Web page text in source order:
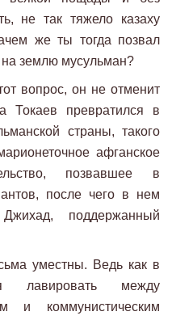
не так тяжело казаху
же ты тогда позвал
на землю мусульман?
вопрос, он не отменит
Токаев превратился в
страны, такого
афганское
позвавшее в
после чего в нем
поддержанный
уместны. Ведь как в
лавировать между
и коммунистическим